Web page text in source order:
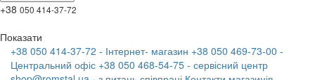
+38 050 414-37-72
Показати
+38 050 414-37-72 - Інтернет- магазин +38 050 469-73-00 -
Центральний офіс +38 050 468-54-75 - сервісний центр